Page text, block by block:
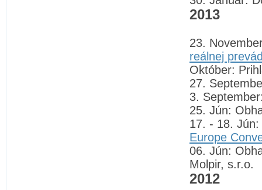
2013
23.
reálnej
Október:
27.
3.
25. Jún:
17. - 18.
Europe
06. Jún:
Molpir, s.r.o.
2012